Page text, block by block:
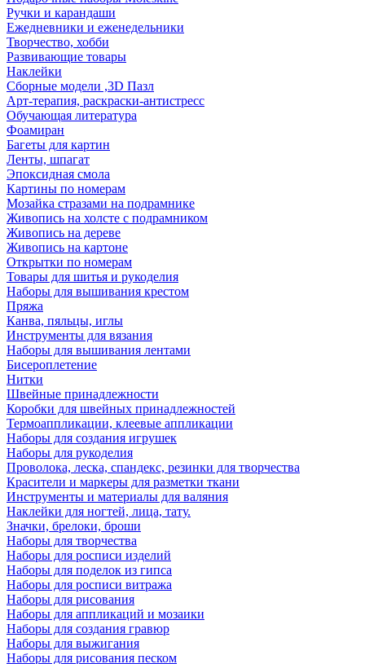
Ручки и карандаши
Ежедневники и еженедельники
Творчество, хобби
Развивающие товары
Наклейки
Сборные модели ,3D Пазл
Арт-терапия, раскраски-антистресс
Обучающая литература
Фоамиран
Багеты для картин
Ленты, шпагат
Эпоксидная смола
Картины по номерам
Мозайка стразами на подрамнике
Живопись на холсте с подрамником
Живопись на дереве
Живопись на картоне
Открытки по номерам
Товары для шитья и рукоделия
Наборы для вышивания крестом
Пряжа
Канва, пяльцы, иглы
Инструменты для вязания
Наборы для вышивания лентами
Бисероплетение
Нитки
Швейные принадлежности
Коробки для швейных принадлежностей
Термоаппликации, клеевые аппликации
Наборы для создания игрушек
Наборы для рукоделия
Проволока, леска, спандекс, резинки для творчества
Красители и маркеры для разметки ткани
Инструменты и материалы для валяния
Наклейки для ногтей, лица, тату.
Значки, брелоки, броши
Наборы для творчества
Наборы для росписи изделий
Наборы для поделок из гипса
Наборы для росписи витража
Наборы для рисования
Наборы для аппликаций и мозаики
Наборы для создания гравюр
Наборы для выжигания
Наборы для рисования песком